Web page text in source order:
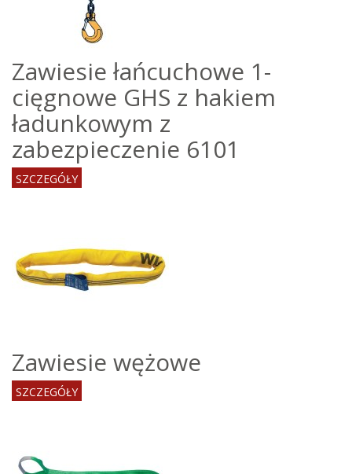
Zawiesie łańcuchowe 1-
cięgnowe GHS z hakiem
ładunkowym z
zabezpieczenie 6101
SZCZEGÓŁY
Zawiesie wężowe
SZCZEGÓŁY